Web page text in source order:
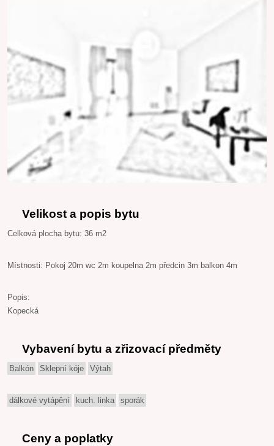
Velikost a popis bytu
Celková plocha bytu: 36 m2
Místnosti: Pokoj 20m wc 2m koupelna 2m předcin 3m balkon 4m
Popis:
Kopecká
Vybavení bytu a zřizovací předměty
Balkón Sklepní kóje Výtah
dálkové vytápění kuch. linka sporák
Ceny a poplatky